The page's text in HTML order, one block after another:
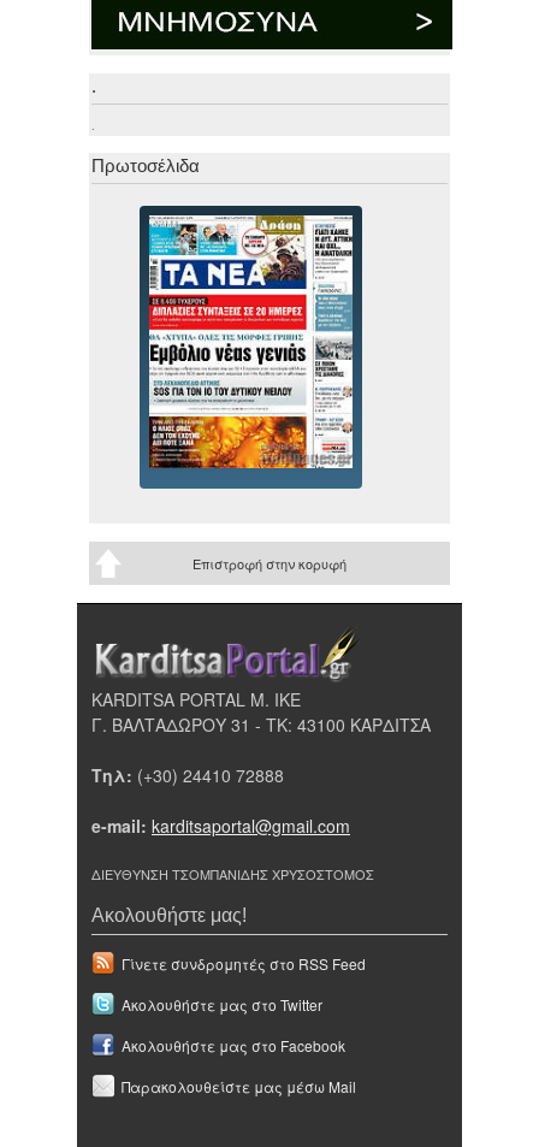
.
.
Πρωτοσέλιδα
Επιστροφή στην κορυφή
KARDITSA PORTAL Μ. ΙΚΕ
Γ. ΒΑΛΤΑΔΩΡΟΥ 31 - ΤΚ: 43100 ΚΑΡΔΙΤΣΑ
Τηλ: (+30) 24410 72888
e-mail: karditsaportal@gmail.com
ΔΙΕΥΘΥΝΣΗ ΤΣΟΜΠΑΝΙΔΗΣ ΧΡΥΣΟΣΤΟΜΟΣ
Ακολουθήστε μας!
Γίνετε συνδρομητές στο RSS Feed
Ακολουθήστε μας στο Twitter
Ακολουθήστε μας στο Facebook
Παρακολουθείστε μας μέσω Mail